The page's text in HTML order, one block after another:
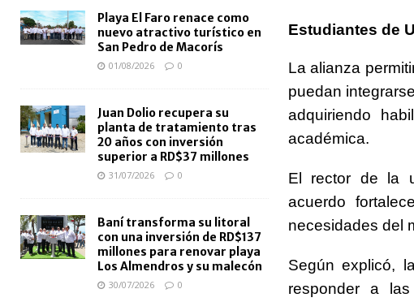
Estudiantes de
La alianza
puedan
adquiriendo
académica.
El rector de la
acuerdo
necesidades del
Según explicó,
responder a
Playa El Faro renace como
nuevo atractivo turístico en
San Pedro de Macorís
01/08/2026 0
Juan Dolio recupera su
planta de tratamiento tras
20 años con inversión
superior a RD$37 millones
31/07/2026 0
Baní transforma su litoral
con una inversión de RD$137
millones para renovar playa
Los Almendros y su malecón
30/07/2026 0